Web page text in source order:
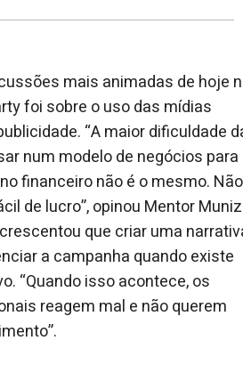
no no
mais animadas de hoje
foi sobre o uso das mídias
“A maior dificuldade
num modelo de negócios para
financeiro não é o mesmo. Não
de lucro”, opinou Mentor Muniz
que criar uma
a campanha quando existe
“Quando isso acontece, os
reagem mal e não querem